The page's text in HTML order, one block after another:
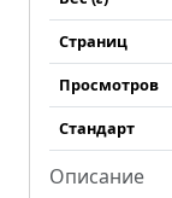
Страниц
Просмотров
Стандарт
Описание